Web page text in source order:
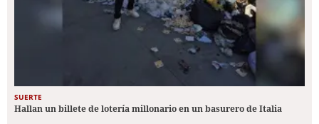
SUERTE
Hallan un billete de lotería millonario en un basurero de Italia